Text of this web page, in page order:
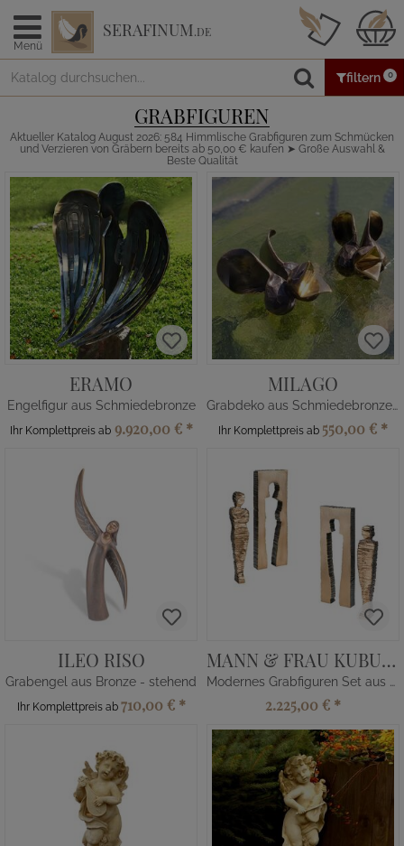
Menü
SERAFINUM.DE
filtern 0
GRABFIGUREN
Aktueller Katalog August 2026: 584 Himmlische Grabfiguren zum Schmücken
und Verzieren von Gräbern bereits ab 50,00 € kaufen ➤ Große Auswahl &
Beste Qualität
ERAMO
Engelfigur aus Schmiedebronze
Ihr Komplettpreis ab 9.920,00 € *
MILAGO
Grabdeko aus Schmiedebronze - Spatzen
Ihr Komplettpreis ab 550,00 € *
ILEO RISO
Grabengel aus Bronze - stehend
Ihr Komplettpreis ab 710,00 € *
MANN & FRAU KUBUS SET
Modernes Grabfiguren Set aus Bronze limitiert
2.225,00 € *